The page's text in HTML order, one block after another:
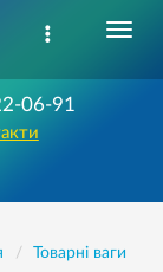
06-91
Товарнi ваги